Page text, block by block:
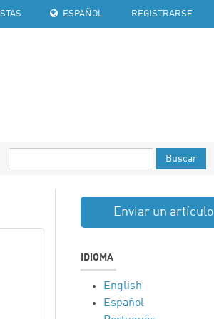
ESPAÑOL REGISTRARSE
Buscar
Enviar un artículo
IDIOMA
English
Español